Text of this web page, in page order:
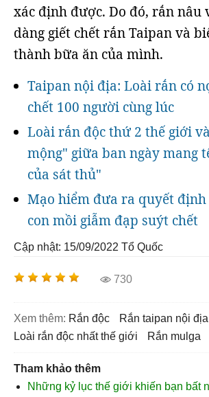
xác định được. Do đó, rắn nâu
dàng giết chết rắn Taipan và
thành bữa ăn của mình.
Taipan nội địa: Loài rắn có
chết 100 người cùng lúc
Loài rắn độc thứ 2 thế giới
mộng" giữa ban ngày mang
của sát thủ"
Mạo hiểm đưa ra quyết
con mồi giẫm đạp suýt chết
Cập nhật: 15/09/2022 Tổ Quốc
730
Xem thêm: rắn độc
rắn taipan nội địa
loài rắn độc nhất thế giới
rắn mulga
Tham khảo thêm
Những kỷ lục thế giới khiến bạn bất